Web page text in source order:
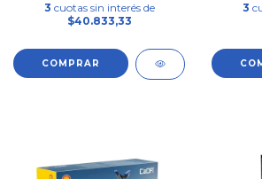
3 cuotas sin interés de
$40.833,33
3